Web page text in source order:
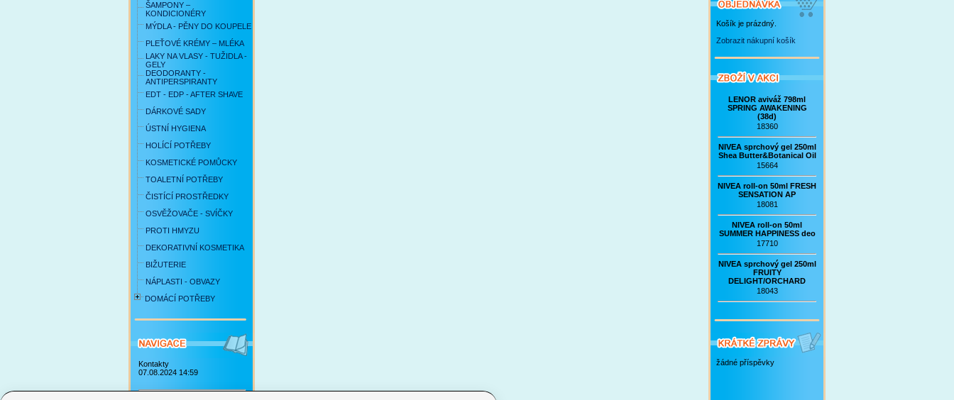
ŠAMPONY –
KONDICIONÉRY
MÝDLA - PĚNY DO KOUPELE
PLEŤOVÉ KRÉMY – MLÉKA
LAKY NA VLASY - TUŽIDLA -
GELY
DEODORANTY -
ANTIPERSPIRANTY
EDT - EDP - AFTER SHAVE
DÁRKOVÉ SADY
ÚSTNÍ HYGIENA
HOLÍCÍ POTŘEBY
KOSMETICKÉ POMŮCKY
TOALETNÍ POTŘEBY
ČISTÍCÍ PROSTŘEDKY
OSVĚŽOVAČE - SVÍČKY
PROTI HMYZU
DEKORATIVNÍ KOSMETIKA
BIŽUTERIE
NÁPLASTI - OBVAZY
DOMÁCÍ POTŘEBY
Kontakty
07.08.2024 14:59
Košík je prázdný.
Zobrazit nákupní košík
LENOR aviváž 798ml
SPRING AWAKENING
(38d)
18360
NIVEA sprchový gel 250ml
Shea Butter&Botanical Oil
15664
NIVEA roll-on 50ml FRESH
SENSATION AP
18081
NIVEA roll-on 50ml
SUMMER HAPPINESS deo
17710
NIVEA sprchový gel 250ml
FRUITY
DELIGHT/ORCHARD
18043
žádné příspěvky